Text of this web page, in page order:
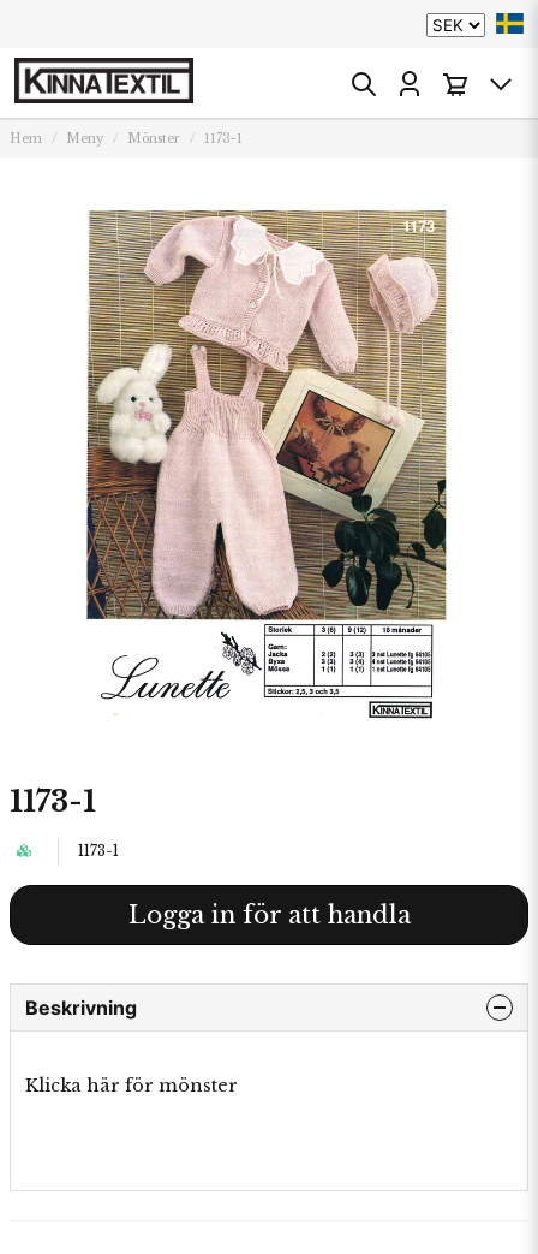
Hem Meny Mönster 1173-1
1173-1
1173-1
Logga in för att handla
Beskrivning
Klicka här för mönster